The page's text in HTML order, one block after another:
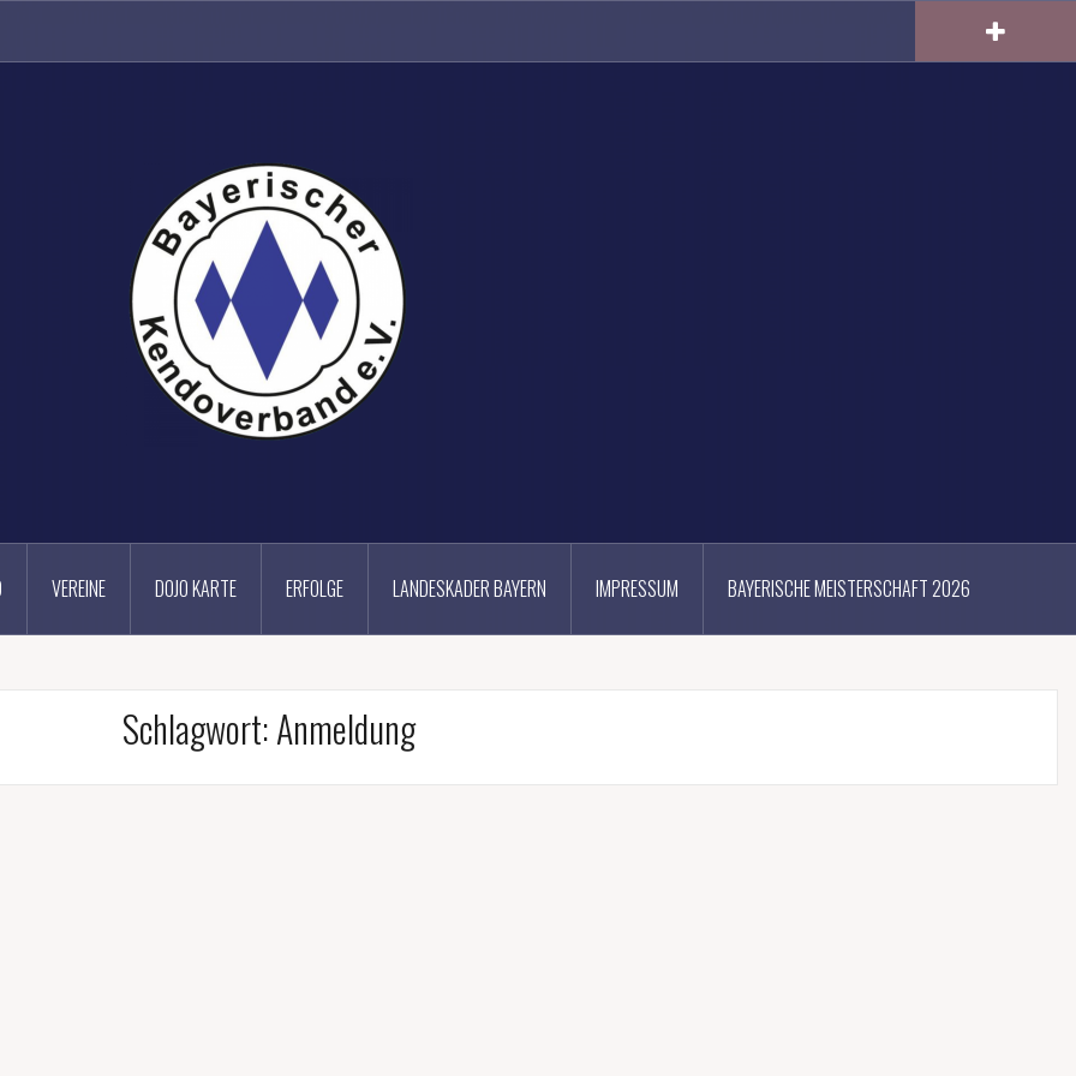
VEREINE DOJO KARTE ERFOLGE LANDESKADER BAYERN IMPRESSUM BAYERISCHE MEISTERSCHAFT 2026
Schlagwort:Anmeldung